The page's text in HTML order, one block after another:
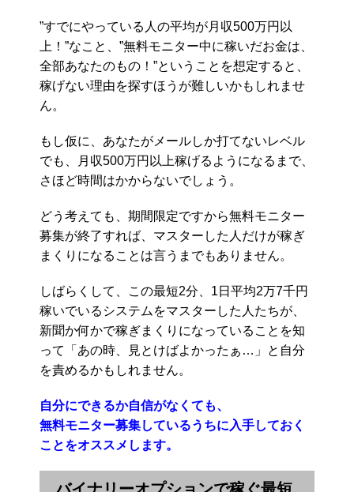
”すでにやっている人の平均が月収500万円以
上！”なこと、”無料モニター中に稼いだお金は、
全部あなたのもの！”ということを想定すると、
稼げない理由を探すほうが難しいかもしれませ
ん。
もし仮に、あなたがメールしか打てないレベル
でも、月収500万円以上稼げるようになるまで、
さほど時間はかからないでしょう。
どう考えても、期間限定ですから無料モニター
募集が終了すれば、マスターした人だけが稼ぎ
まくりになることは言うまでもありません。
しばらくして、この最短2分、1日平均2万7千円
稼いでいるシステムをマスターした人たちが、
新聞か何かで稼ぎまくりになっていることを知
って「あの時、見とけばよかったぁ…」と自分
を責めるかもしれません。
自分にできるか自信がなくても、
無料モニター募集しているうちに入手しておく
ことをオススメします。